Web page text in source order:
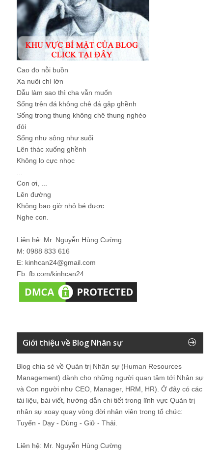
Cao đo nỗi buồn
Xa nuôi chí lớn
Dẫu làm sao thì cha vẫn muốn
Sống trên đá không chê đá gập ghềnh
Sống trong thung không chê thung nghèo
đói
Sống như sông như suối
Lên thác xuống ghềnh
Không lo cực nhọc
Con ơi, ...
Lên đường
Không bao giờ nhỏ bé được
Nghe con.
Liên hệ: Mr. Nguyễn Hùng Cường
M: 0988 833 616
E: kinhcan24@gmail.com
Fb: fb.com/kinhcan24
Giới thiệu về Blog Nhân sự
Blog chia sẻ về Quản trị Nhân sự (Human Resources
Management) dành cho những người quan tâm tới Nhân sự
và Con người như CEO, Manager, HRM, HR). Ở đây có các
tài liệu, bài viết, hướng dẫn chi tiết trong lĩnh vực Quản trị
nhân sự xoay quay vòng đời nhân viên trong tổ chức:
Tuyển - Dạy - Dùng - Giữ - Thải.
Liên hệ: Mr. Nguyễn Hùng Cường